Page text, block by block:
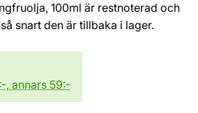
100ml är restnoterad och
snart den är tillbaka i lager.
, annars 59:-